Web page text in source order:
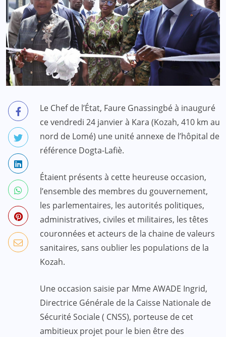
Le Chef de l’État, Faure Gnassingbé à inauguré
ce vendredi 24 janvier à Kara (Kozah, 410 km au
nord de Lomé) une unité annexe de l’hôpital de
référence Dogta-Lafiè.
Étaient présents à cette heureuse occasion,
l’ensemble des membres du gouvernement,
les parlementaires, les autorités politiques,
administratives, civiles et militaires, les têtes
couronnées et acteurs de la chaine de valeurs
sanitaires, sans oublier les populations de la
Kozah.
Une occasion saisie par Mme AWADE Ingrid,
Directrice Générale de la Caisse Nationale de
Sécurité Sociale ( CNSS), porteuse de cet
ambitieux projet pour le bien être des